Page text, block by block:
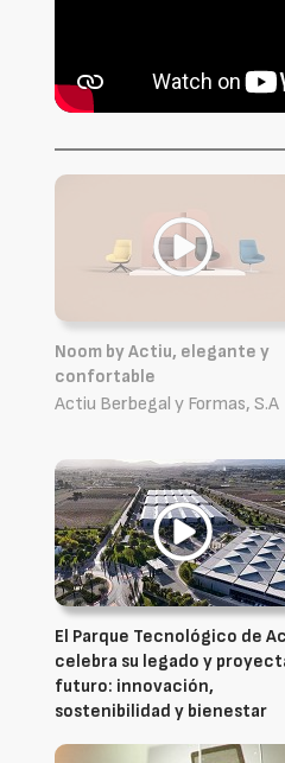
Noom by Actiu, elegante y
confortable
Actiu Berbegal y Formas, S.A
El Parque Tecnológico de
celebra su legado y
futuro: innovación,
sostenibilidad y bienestar